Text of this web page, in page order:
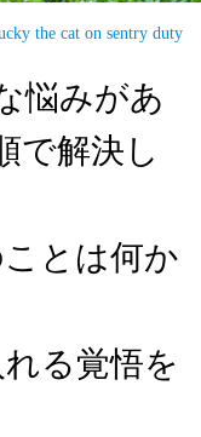
the cat on sentry duty
悩みがあ
で解決し
とは何か
る覚悟を